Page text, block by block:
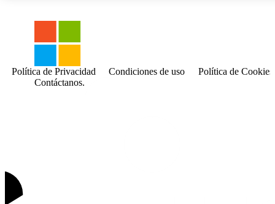
Contáctanos.
Política de Privacidad Condiciones de uso Política de Cookies